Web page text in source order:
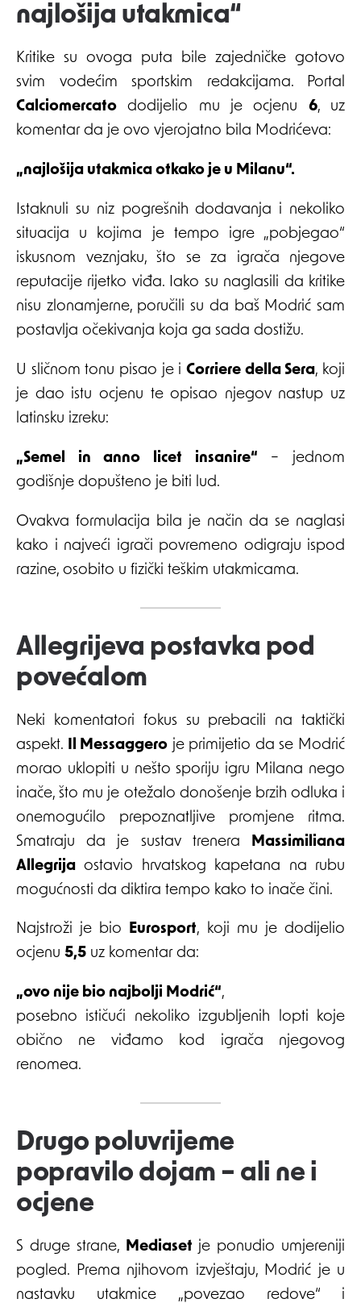
najlošija utakmica“
Kritike su ovoga puta bile zajedničke gotovo
svim vodećim sportskim redakcijama. Portal
Calciomercato dodijelio mu je ocjenu 6, uz
komentar da je ovo vjerojatno bila Modrićeva:
„najlošija utakmica otkako je u Milanu“.
Istaknuli su niz pogrešnih dodavanja i nekoliko
situacija u kojima je tempo igre „pobjegao“
iskusnom veznjaku, što se za igrača njegove
reputacije rijetko viđa. Iako su naglasili da kritike
nisu zlonamjerne, poručili su da baš Modrić sam
postavlja očekivanja koja ga sada dostižu.
U sličnom tonu pisao je i Corriere della Sera, koji
je dao istu ocjenu te opisao njegov nastup uz
latinsku izreku:
„Semel in anno licet insanire“ – jednom
godišnje dopušteno je biti lud.
Ovakva formulacija bila je način da se naglasi
kako i najveći igrači povremeno odigraju ispod
razine, osobito u fizički teškim utakmicama.
Allegrijeva postavka pod
povećalom
Neki komentatori fokus su prebacili na taktički
aspekt.
Il Messaggero je primijetio da se Modrić
morao uklopiti u nešto sporiju igru Milana nego
inače, što mu je otežalo donošenje brzih odluka i
onemogućilo prepoznatljive promjene ritma.
Smatraju da je sustav trenera
Massimiliana
Allegrija ostavio hrvatskog kapetana na rubu
mogućnosti da diktira tempo kako to inače čini.
Najstroži je bio Eurosport, koji mu je dodijelio
ocjenu 5,5 uz komentar da:
„ovo nije bio najbolji Modrić“,
posebno ističući nekoliko izgubljenih lopti koje
obično ne viđamo kod igrača njegovog
renomea.
Drugo poluvrijeme
popravilo dojam – ali ne i
ocjene
S druge strane, Mediaset je ponudio umjereniji
pogled. Prema njihovom izvještaju, Modrić je u
nastavku utakmice „povezao redove“ i